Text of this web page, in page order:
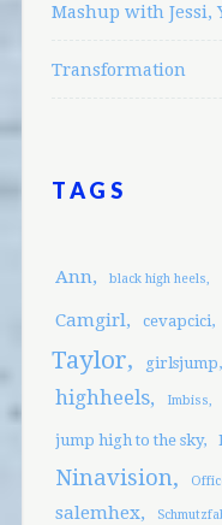
Mashup with Jessi,
Transformation
TAGS
Ann black high heels
Camgirl cevapcici
Taylor
girlsjump
highheels Imbiss
jump high to the sky
Ninavision
salemhex